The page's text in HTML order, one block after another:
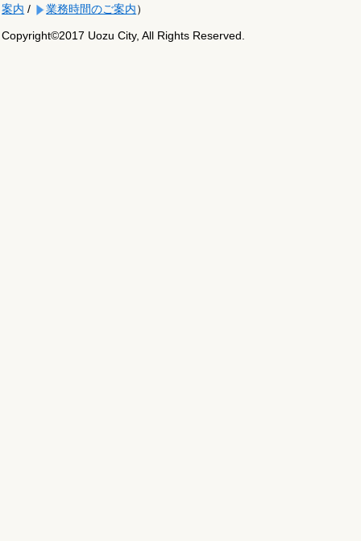
案内 / 業務時間のご案内）
Copyright©2017 Uozu City, All Rights Reserved.